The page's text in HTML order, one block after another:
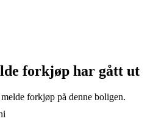
forkjøp har gått ut
forkjøp på denne boligen.